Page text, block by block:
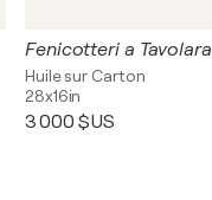
Fenicotteri a Tavolara
Huile sur Carton
28x16in
3 000 $US